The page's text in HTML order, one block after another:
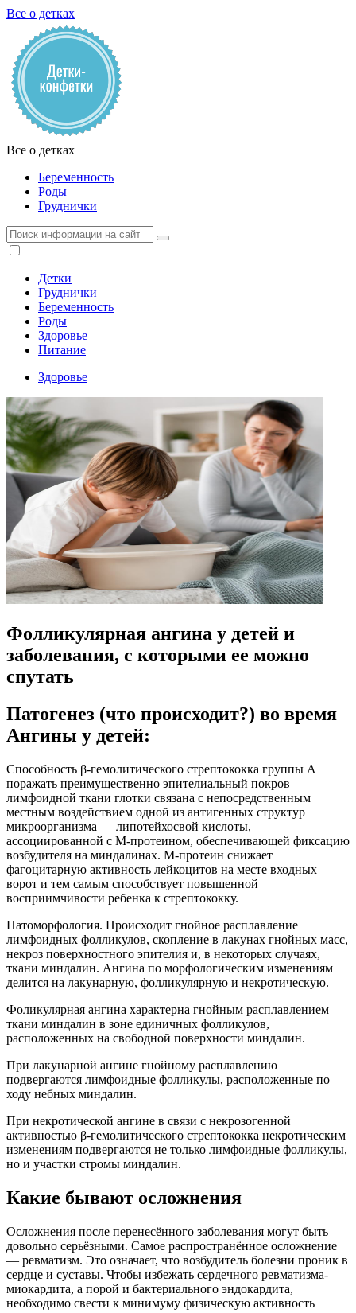
Все о детках
Все о детках
Беременность
Роды
Груднички
Детки
Груднички
Беременность
Роды
Здоровье
Питание
Здоровье
Фолликулярная ангина у детей и
заболевания, с которыми ее можно
спутать
Патогенез (что происходит?) во время
Ангины у детей:
Способность β-гемолитического стрептококка группы А
поражать преимущественно эпителиальный покров
лимфоидной тка­ни глотки связана с непосредственным
местным воздействием одной из антигенных структур
микроорганизма — липотейхосвой кислоты,
ассоциированной с М-протеином, обеспечивающей фиксацию
возбудите­ля на миндалинах. М-протеин снижает
фагоцитарную активность лей­коцитов на месте входных
ворот и тем самым способствует повышенной
восприимчивости ребенка к стрептококку.
Патоморфология. Происходит гнойное расплавление
лимфоидных фолликулов, скопление в лакунах гнойных масс,
некроз поверхностного эпителия и, в некоторых случаях,
ткани миндалин. Ангина по морфологическим изменениям
делится на лакунарную, фолликулярную и некротическую.
Фоликулярная ангина характерна гнойным расплавлением
ткани миндалин в зоне единичных фолликулов,
расположенных на свободной поверхности миндалин.
При лакунарной ангине гнойному расплавлению
подвергаются лимфоидные фолликулы, расположенные по
ходу небных миндалин.
При некротической ангине в связи с некрозогенной
активностью β-гемолитического стрептококка некротическим
изменениям подвергаются не только лимфоидные фолликулы,
но и участки стромы миндалин.
Какие бывают осложнения
Осложнения после перенесённого заболевания могут быть
довольно серьёзными. Самое распространённое осложнение
— ревматизм. Это означает, что возбудитель болезни проник в
сердце и суставы. Чтобы избежать сердечного ревматизма-
миокардита, а порой и бактериального эндокардита,
необходимо свести к минимуму физическую активность